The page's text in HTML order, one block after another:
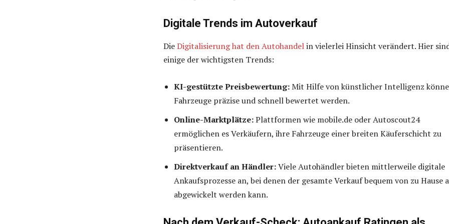
Digitale Trends im Autoverkauf
DieDigitalisierung hat den Autohandelin vielerlei Hinsicht verändert. Hier
einige der wichtigsten Trends:
KI-gestützte Preisbewertung:Mit Hilfe von künstlicher Intelligenz
Fahrzeuge präzise und schnell bewertet werden.
Online-Marktplätze:Plattformen wie mobile.de oder Autoscout24
ermöglichen es Verkäufern, ihre Fahrzeuge einer breiten Käuferschicht zu
präsentieren.
Direktverkauf an Händler:Viele Autohändler bieten mittlerweile digitale
Ankaufsprozesse an, bei denen der gesamte Verkauf bequem von zu Hause
abgewickelt werden kann.